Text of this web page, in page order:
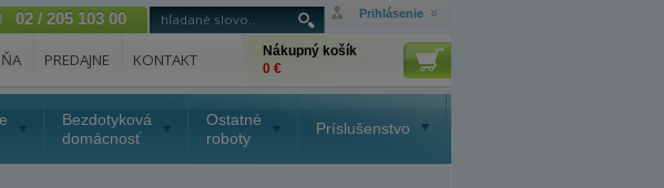
Prihlásenie
02 / 205 103 00
PREDAJNE KONTAKT
Nákupný košík
0 €
Bezdotyková
domácnosť
Ostatné
roboty
Príslušenstvo